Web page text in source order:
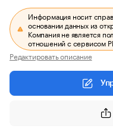
Информация носит
основании данных из
Компания не является
отношений с сервисом
Редактировать описание